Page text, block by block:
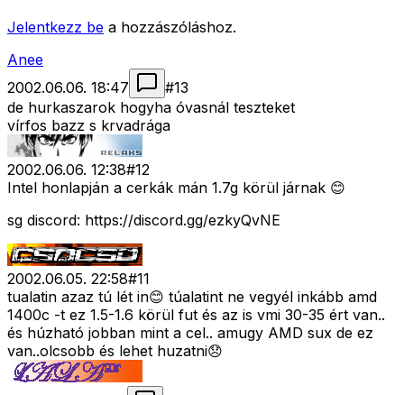
Jelentkezz be a hozzászóláshoz.
Anee
2002.06.06. 18:47
#13
de hurkaszarok hogyha óvasnál teszteket
vírfos bazz s krvadrága
2002.06.06. 12:38#12
Intel honlapján a cerkák mán 1.7g körül járnak 😊
sg discord: https://discord.gg/ezkyQvNE
2002.06.05. 22:58#11
tualatin azaz tú lét in😊 túalatint ne vegyél inkább amd
1400c -t ez 1.5-1.6 körül fut és az is vmi 30-35 ért van..
és húzható jobban mint a cel.. amugy AMD sux de ez
van..olcsobb és lehet huzatni😞